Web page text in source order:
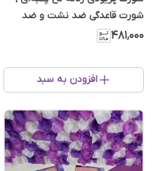
شورت قاعدگی ضد نشت و ضد
حساسیت
۴۸۱٬۰۰۰
افزودن به سبد